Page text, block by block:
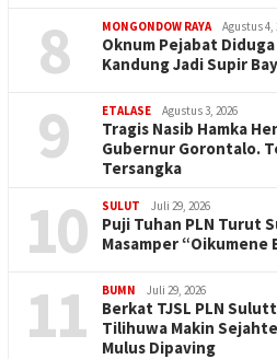
8 MONGONDOW RAYA Agustus 4,
Oknum Pejabat
Kandung Jadi Supir
9 ETALASE Agustus 3, 2026
Tragis Nasib Hamka
Gubernur Gorontalo.
Tersangka
10 SULUT Juli 29, 2026
Puji Tuhan PLN Turut
Masamper “Oikumene
11 BUMN Juli 29, 2026
Berkat TJSL PLN
Tilihuwa Makin
Mulus Dipaving